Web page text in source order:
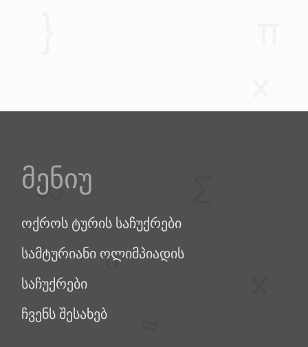
მენიუ
ოქროს ტურის საჩუქრები
სამტურიანი ოლიმპიადის
საჩუქრები
ჩვენს შესახებ